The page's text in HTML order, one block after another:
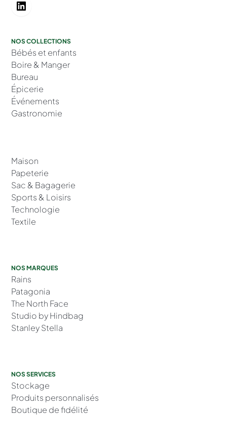
NOS COLLECTIONS
Bébés et enfants
Boire & Manger
Bureau
Épicerie
Événements
Gastronomie
Maison
Papeterie
Sac & Bagagerie
Sports & Loisirs
Technologie
Textile
NOS MARQUES
Rains
Patagonia
The North Face
Studio by Hindbag
Stanley Stella
NOS SERVICES
Stockage
Produits personnalisés
Boutique de fidélité